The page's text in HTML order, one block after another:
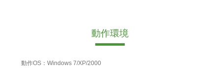
動作環境
動作OS：Windows 7/XP/2000